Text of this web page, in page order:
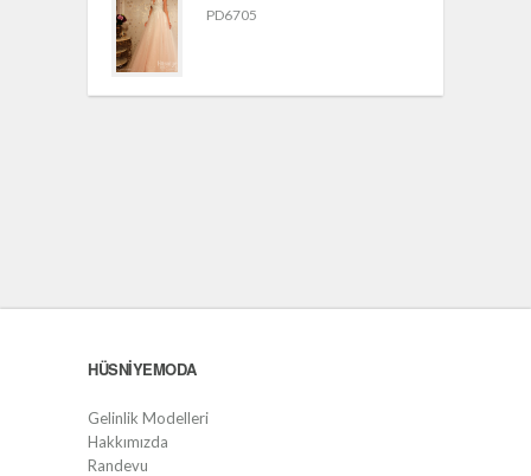
PD6705
HÜSNIYEMODA
Gelinlik Modelleri
Hakkımızda
Randevu